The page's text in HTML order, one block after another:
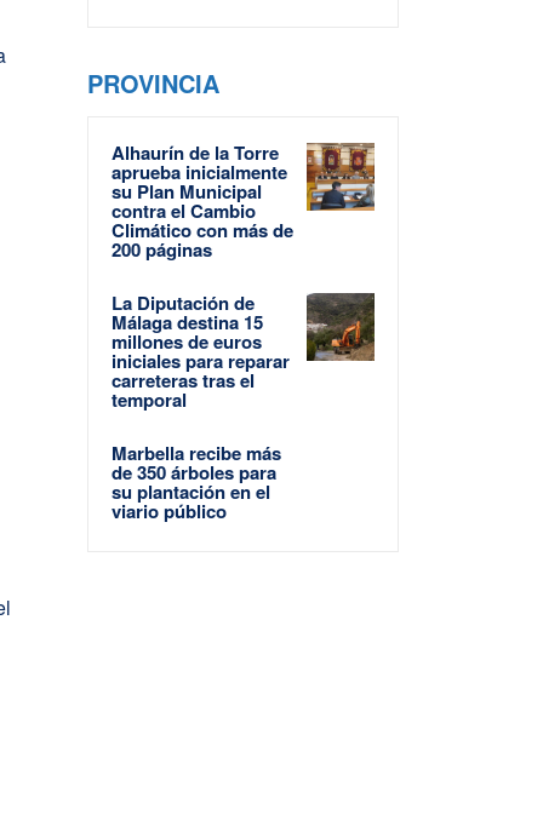
PROVINCIA
Alhaurín de la Torre
aprueba inicialmente
su Plan Municipal
contra el Cambio
Climático con más de
200 páginas
La Diputación de
Málaga destina 15
millones de euros
iniciales para reparar
carreteras tras el
temporal
Marbella recibe más
de 350 árboles para
su plantación en el
viario público